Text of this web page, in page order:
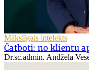
Mākslīgais intelekts
Čatboti: no klientu
Dr.sc.admin. Andžela